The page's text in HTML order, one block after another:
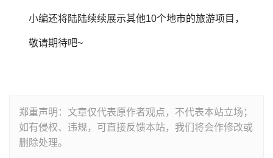
小编还将陆陆续续展示其他10个地市的旅游项目，
敬请期待吧~
郑重声明：文章仅代表原作者观点，不代表本站立场；
如有侵权、违规，可直接反馈本站，我们将会作修改或
删除处理。